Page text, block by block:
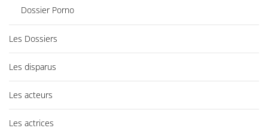
Dossier Porno
Les Dossiers
Les disparus
Les acteurs
Les actrices